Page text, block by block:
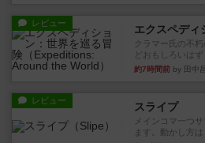
レビュー エクスペディ
クラマー氏の不
どおもしろいはず
約7時間前 by 田中
レビュー スライプ
メインコマ一つ
ます。動かし方は